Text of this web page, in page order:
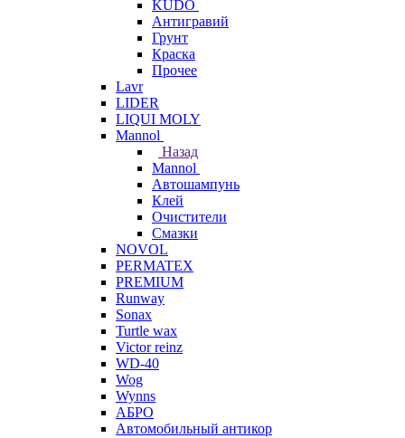
KUDO
Антигравий
Грунт
Краска
Прочее
Lavr
LIDER
LIQUI MOLY
Mannol
Назад
Mannol
Автошампунь
Клей
Очистители
Смазки
NOVOL
PERMATEX
PREMIUM
Runway
Sonax
Turtle wax
Victor reinz
WD-40
Wog
Wynns
АБРО
Автомобильный антикор